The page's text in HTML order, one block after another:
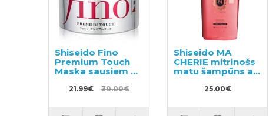
Shiseido Fino
Premium Touch
Maska sausiem un
bojātiem matiem
230g21.99€ 30.00€
Shiseido MA
CHERIE mitrinošs
matu šampūns ar
ziedu un augļu
aromātu 450ml
25.00€